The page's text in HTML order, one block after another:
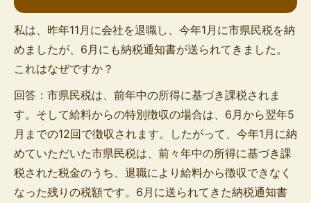
私は、昨年11月に会社を退職し、今年1月に市県民税を納
めましたが、6月にも納税通知書が送られてきました。
これはなぜですか？
回答：市県民税は、前年中の所得に基づき課税されま
す。そして給料からの特別徴収の場合は、6月から翌年5
月までの12回で徴収されます。したがって、今年1月に納
めていただいた市県民税は、前々年中の所得に基づき課
税された税金のうち、退職により給料から徴収できなく
なった残りの税額です。6月に送られてきた納税通知書